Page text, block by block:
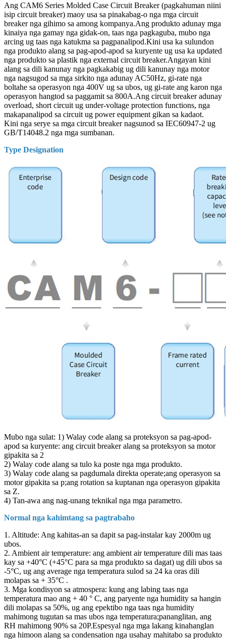
Ang CAM6 Series Molded Case Circuit Breaker (pagkahuman niini
isip circuit breaker) maoy usa sa pinakabag-o nga mga circuit
breaker nga gihimo sa among kompanya.Ang produkto adunay mga
kinaiya nga gamay nga gidak-on, taas nga pagkaguba, mubo nga
arcing ug taas nga katukma sa pagpanalipod.Kini usa ka sulundon
nga produkto alang sa pag-apod-apod sa kuryente ug usa ka updated
nga produkto sa plastik nga external circuit breaker.Angayan kini
alang sa dili kanunay nga pagkakabig ug dili kanunay nga motor
nga nagsugod sa mga sirkito nga adunay AC50Hz, gi-rate nga
boltahe sa operasyon nga 400V ug sa ubos, ug gi-rate ang karon nga
operasyon hangtod sa paggamit sa 800A.Ang circuit breaker adunay
overload, short circuit ug under-voltage protection functions, nga
makapanalipod sa circuit ug power equipment gikan sa kadaot.
Kini nga serye sa mga circuit breaker nagsunod sa IEC60947-2 ug
GB/T14048.2 nga mga sumbanan.
Type Designation
Mubo nga sulat: 1) Walay code alang sa proteksyon sa pag-apod-
apod sa kuryente: ang circuit breaker alang sa proteksyon sa motor
gipakita sa 2
2) Walay code alang sa tulo ka poste nga mga produkto.
3) Walay code alang sa pagdumala direkta operate;ang operasyon sa
motor gipakita sa p;ang rotation sa kuptanan nga operasyon gipakita
sa Z.
4) Tan-awa ang nag-unang teknikal nga mga parametro.
Normal nga kahimtang sa pagtrabaho
1. Altitude: Ang kahitas-an sa dapit sa pag-instalar kay 2000m ug
ubos.
2. Ambient air temperature: ang ambient air temperature dili mas taas
kay sa +40°C (+45°C para sa mga produkto sa dagat) ug dili ubos sa
-5°C, ug ang average nga temperatura sulod sa 24 ka oras dili
molapas sa + 35°C .
3. Mga kondisyon sa atmospera: kung ang labing taas nga
temperatura mao ang + 40 ° C, ang paryente nga humidity sa hangin
dili molapas sa 50%, ug ang epektibo nga taas nga humidity
mahimong tugutan sa mas ubos nga temperatura;pananglitan, ang
RH mahimong 90% sa 20P.Espesyal nga mga lakang kinahanglan
nga himoon alang sa condensation nga usahay mahitabo sa produkto